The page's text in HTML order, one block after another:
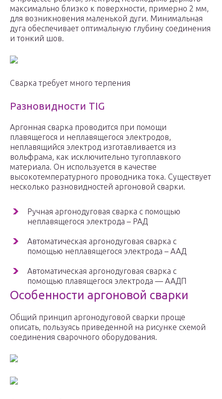
максимально близко к поверхности, примерно 2 мм,
для возникновения маленькой дуги. Минимальная
дуга обеспечивает оптимальную глубину соединения
и тонкий шов.
Сварка требует много терпения
Разновидности TIG
Аргонная сварка проводится при помощи
плавящегося и неплавящегося электродов,
неплавящийся электрод изготавливается из
вольфрама, как исключительно тугоплавкого
материала. Он используется в качестве
высокотемпературного проводника тока. Существует
несколько разновидностей аргоновой сварки.
Ручная аргонодуговая сварка с помощью
неплавящегося электрода – РАД
Автоматическая аргонодуговая сварка с
помощью неплавящегося электрода – ААД
Автоматическая аргонодуговая сварка с
помощью плавящегося электрода — ААДП
Особенности аргоновой сварки
Общий принцип аргонодуговой сварки проще
описать, пользуясь приведенной на рисунке схемой
соединения сварочного оборудования.